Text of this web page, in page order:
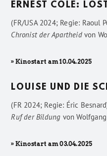
ERNEST COLE:
(FR/USA 2024; Regie: Raoul
Chronist der Apartheidvon
» Kinostart am 10.04.2025
LOUISE UND DIE
(FR 2024; Regie: Éric
Ruf der Bildung von
» Kinostart am 03.04.2025